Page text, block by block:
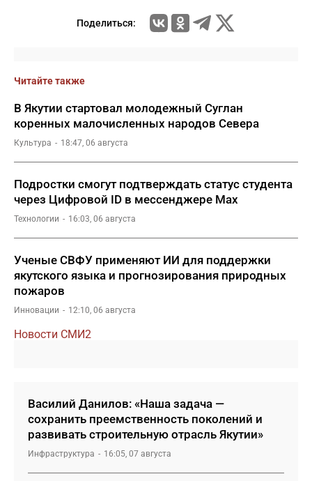
Поделиться:
Читайте также
В Якутии стартовал молодежный Суглан
коренных малочисленных народов Севера
Культура 18:47, 06 августа
Подростки смогут подтверждать статус студента
через Цифровой ID в мессенджере Мах
Технологии 16:03, 06 августа
Ученые СВФУ применяют ИИ для поддержки
якутского языка и прогнозирования природных
пожаров
Инновации 12:10, 06 августа
Новости СМИ2
Василий Данилов: «Наша задача —
сохранить преемственность поколений и
развивать строительную отрасль Якутии»
Инфраструктура 16:05, 07 августа